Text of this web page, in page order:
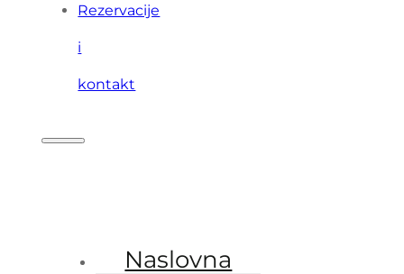
Rezervacije
i
kontakt
Naslovna